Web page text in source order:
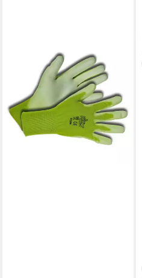
Gartenhandschuhe
Handschuhe für die
Gartenarbeit,
Hellgrün/Limette
6,99 €
lieferbar - in 2-3 Werktagen bei dir